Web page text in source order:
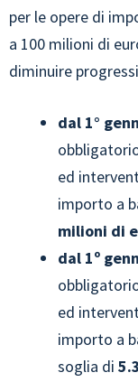
per le opere di
a 100 milioni di
diminuire
dal 1°
ed
importo a
milioni di
dal 1º
ed
importo a
soglia di